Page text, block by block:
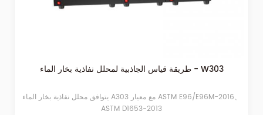
طريقة قياس الجاذبية لمحلل نفاذية بخار الماء - W303
يتوافق محلل نفاذية بخار الماء A303 مع معيار ASTM E96/E96M-2016、
ASTM D1653-2013